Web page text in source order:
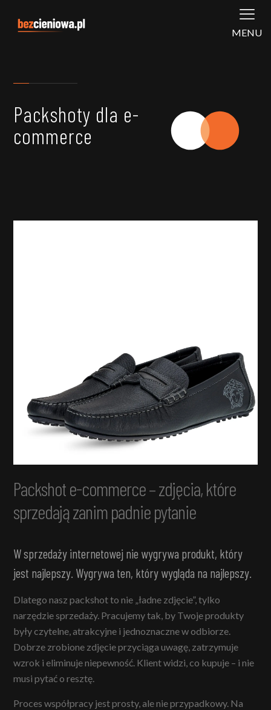
MENU
Packshoty dla e-
commerce
Packshot e-commerce – zdjęcia, które
sprzedają zanim padnie pytanie
W sprzedaży internetowej nie wygrywa produkt, który
jest najlepszy. Wygrywa ten, który wygląda na najlepszy.
Dlatego nasz packshot to nie „ładne zdjęcie”, tylko
narzędzie sprzedaży. Pracujemy tak, by Twoje produkty
były czytelne, atrakcyjne i jednoznaczne w odbiorze.
Dobrze zrobione zdjęcie przyciąga uwagę, zatrzymuje
wzrok i eliminuje niepewność. Klient widzi, co kupuje – i nie
musi pytać o resztę.
Proces współpracy jest prosty, ale nie przypadkowy. Na